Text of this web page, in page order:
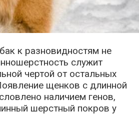
к разновидностям не
служит
чертой от остальных
щенков с длинной
наличием генов,
шерстный покров у